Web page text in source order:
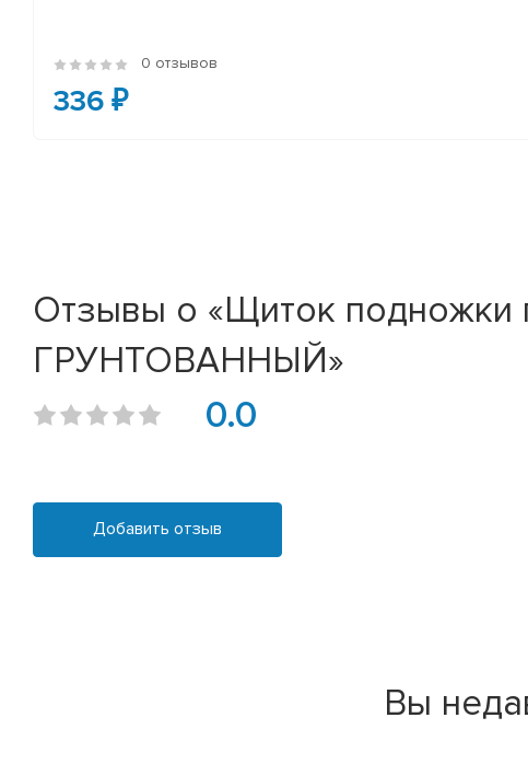
0 отзывов
336 ₽
Отзывы о «Щиток подножки
ГРУНТОВАННЫЙ»
0.0
Добавить отзыв
Вы